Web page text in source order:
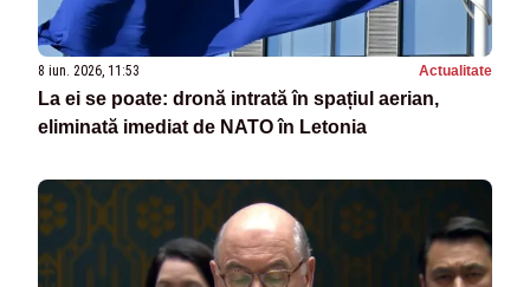
8 iun. 2026, 11:53 Actualitate
La ei se poate: dronă intrată în spațiul aerian,
eliminată imediat de NATO în Letonia